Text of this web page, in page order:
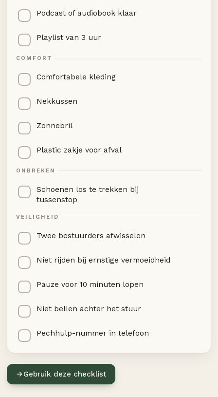
Podcast of audiobook klaar
Playlist van 3 uur
COMFORT
Comfortabele kleding
Nekkussen
Zonnebril
Plastic zakje voor afval
ONBREKEN
Schoenen los te trekken bij
tussenstop
VEILIGHEID
Twee bestuurders afwisselen
Niet rijden bij ernstige vermoeidheid
Pauze voor 10 minuten lopen
Niet bellen achter het stuur
Pechhulp-nummer in telefoon
Gebruik deze checklist